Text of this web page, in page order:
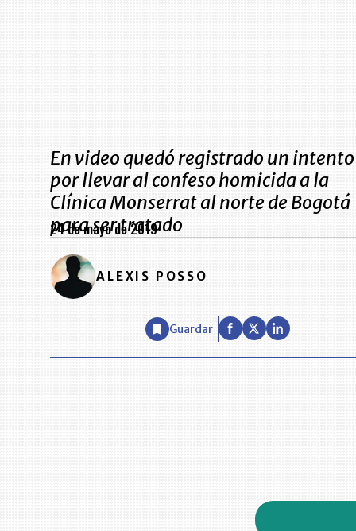
En video quedó registrado un intento
por llevar al confeso homicida a la
Clínica Monserrat al norte de Bogotá
para ser tratado
24 de mayo de 2019
ALEXIS POSSO
Guardar